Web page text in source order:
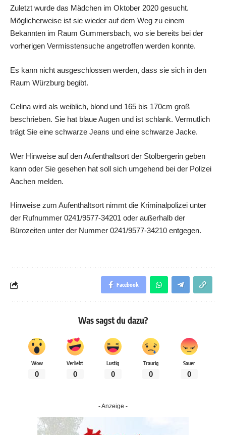
Zuletzt wurde das Mädchen im Oktober 2020 gesucht.
Möglicherweise ist sie wieder auf dem Weg zu einem
Bekannten im Raum Gummersbach, wo sie bereits bei der
vorherigen Vermisstensuche angetroffen werden konnte.
Es kann nicht ausgeschlossen werden, dass sie sich in den
Raum Würzburg begibt.
Celina wird als weiblich, blond und 165 bis 170cm groß
beschrieben. Sie hat blaue Augen und ist schlank. Vermutlich
trägt Sie eine schwarze Jeans und eine schwarze Jacke.
Wer Hinweise auf den Aufenthaltsort der Stolbergerin geben
kann oder Sie gesehen hat soll sich umgehend bei der Polizei
Aachen melden.
Hinweise zum Aufenthaltsort nimmt die Kriminalpolizei unter
der Rufnummer 0241/9577-34201 oder außerhalb der
Bürozeiten unter der Nummer 0241/9577-34210 entgegen.
Facebook
Was sagst du dazu?
Wow
0
Verliebt
0
Lustig
0
Traurig
0
Sauer
0
- Anzeige -